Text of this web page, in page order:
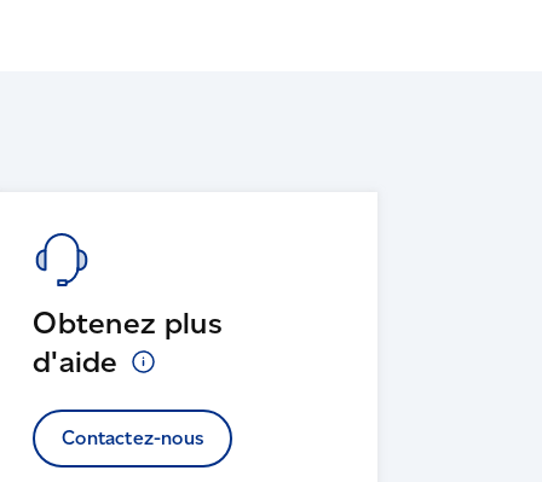
Obtenez plus
d'aide
Contactez-nous